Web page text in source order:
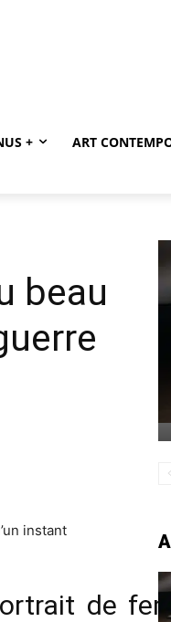
+ ART
beau
de